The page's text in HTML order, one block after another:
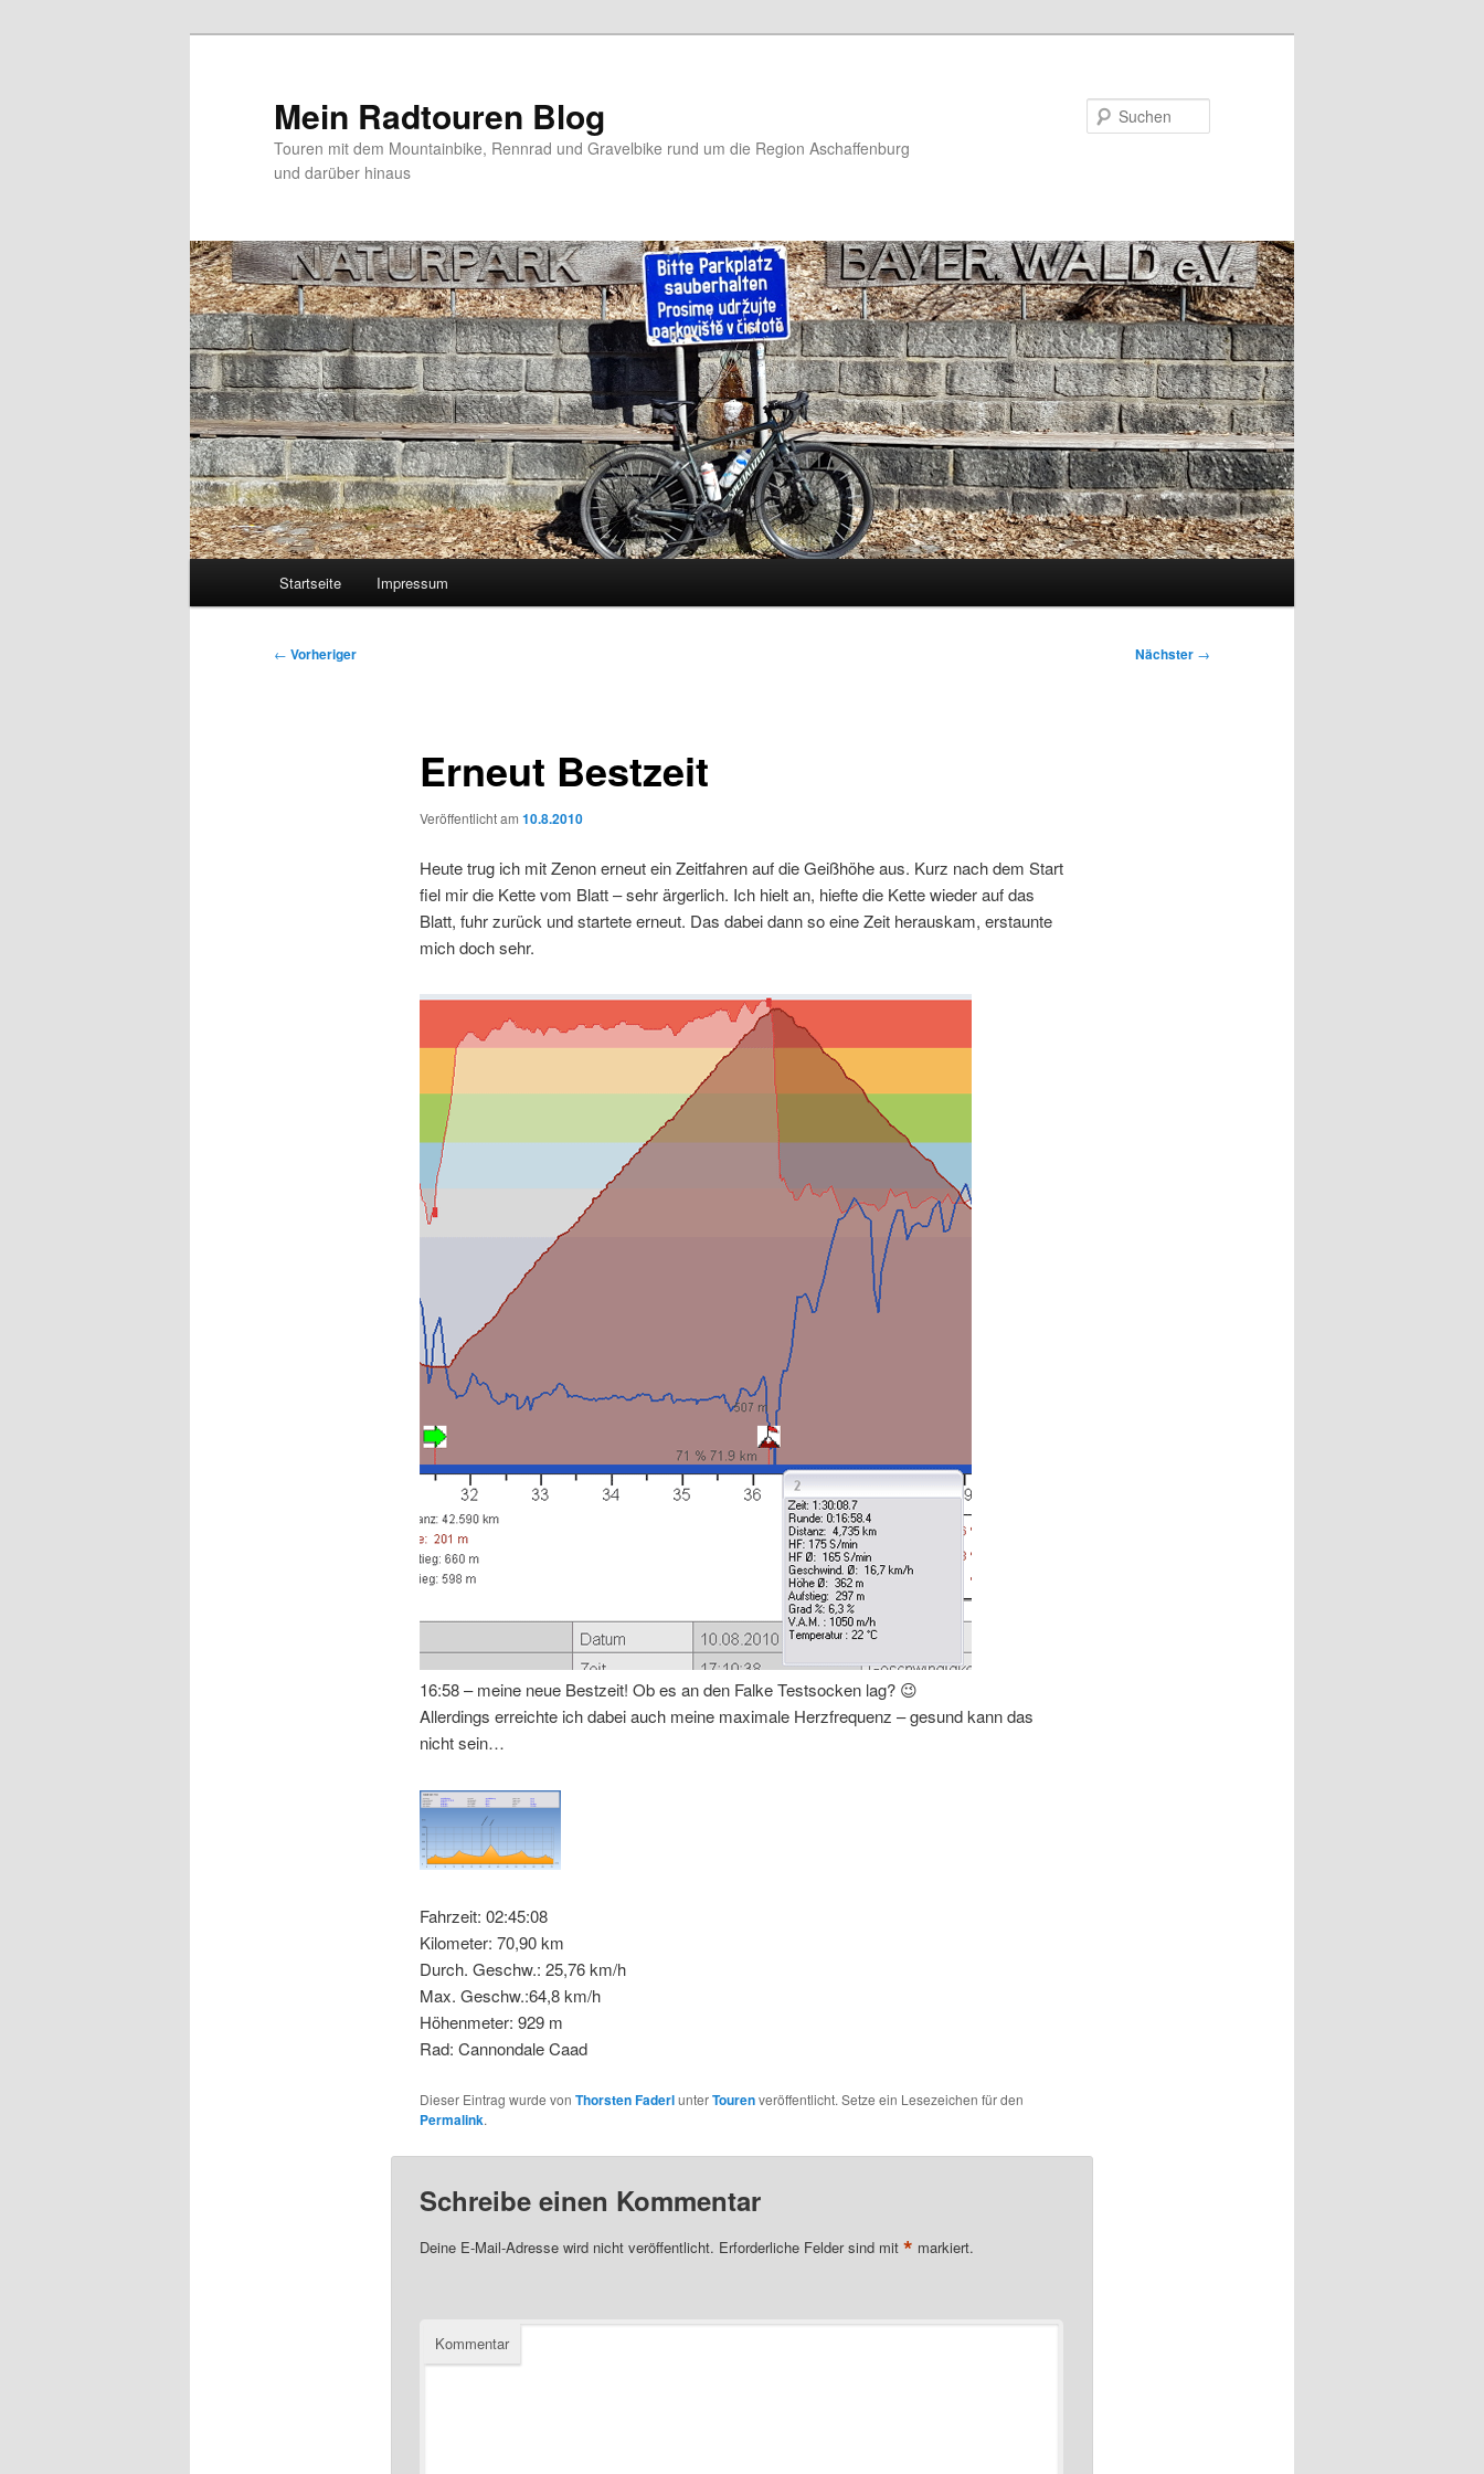
Mein Radtouren Blog
Touren mit dem Mountainbike, Rennrad und Gravelbike rund um die Region Aschaffenburg
und darüber hinaus
Startseite Impressum
Beitragsnavigation
← Vorheriger Nächster →
Erneut Bestzeit
Veröffentlicht am 10.8.2010
Heute trug ich mit Zenon erneut ein Zeitfahren auf die Geißhöhe aus. Kurz nach dem Start
fiel mir die Kette vom Blatt – sehr ärgerlich. Ich hielt an, hiefte die Kette wieder auf das
Blatt, fuhr zurück und startete erneut. Das dabei dann so eine Zeit herauskam, erstaunte
mich doch sehr.
16:58 – meine neue Bestzeit! Ob es an den Falke Testsocken lag? 😉
Allerdings erreichte ich dabei auch meine maximale Herzfrequenz – gesund kann das
nicht sein…
Fahrzeit: 02:45:08
Kilometer: 70,90 km
Durch. Geschw.: 25,76 km/h
Max. Geschw.:64,8 km/h
Höhenmeter: 929 m
Rad: Cannondale Caad
Dieser Eintrag wurde von Thorsten FaderlunterTourenveröffentlicht. Setze ein Lesezeichen für den
Permalink.
Schreibe einen Kommentar
Deine E-Mail-Adresse wird nicht veröffentlicht. Erforderliche Felder sind mit * markiert.
Kommentar